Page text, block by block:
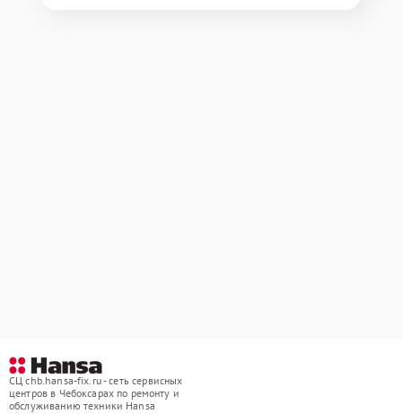
СЦ chb.hansa-fix.ru - сеть сервисных
центров в Чебоксарах по ремонту и
обслуживанию техники Hansa